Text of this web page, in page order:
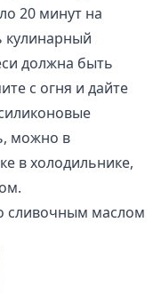
20 минут на
кулинарный
должна быть
с огня и дайте
можно в
в холодильнике,
сливочным маслом